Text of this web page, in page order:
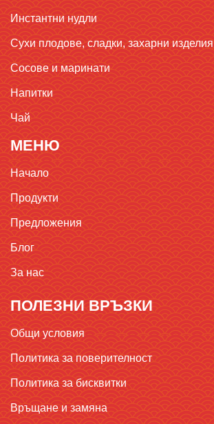
Инстантни нудли
Сухи плодове, сладки, захарни изделия
Сосове и маринати
Напитки
Чай
МЕНЮ
Начало
Продукти
Предложения
Блог
За нас
ПОЛЕЗНИ ВРЪЗКИ
Общи условия
Политика за поверителност
Политика за бисквитки
Връщане и замяна